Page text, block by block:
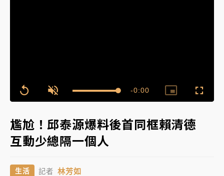
女律師陳昱瑄詐慈濟10億！黃金158kg遭查扣畫面曝光
旅局回應了
中信慈善基金會想增加董事人數！辜仲諒向法院聲請遭
Replay Unmute Loaded
100.00%
Remaining
-0:00
Picture-
in-
尷尬！邱泰源爆料後首同框賴清德
互動少總隔一個人
生活 記者 林芳如